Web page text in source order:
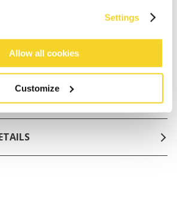
Settings
Allow all cookies
Customize
aan de voor- en achterkant voor
effect
beenuitsnijding
van de billen